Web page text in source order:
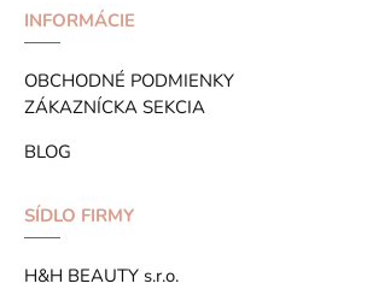
INFORMÁCIE
OBCHODNÉ PODMIENKY
ZÁKAZNÍCKA SEKCIA
BLOG
SÍDLO FIRMY
H&H BEAUTY s.r.o.